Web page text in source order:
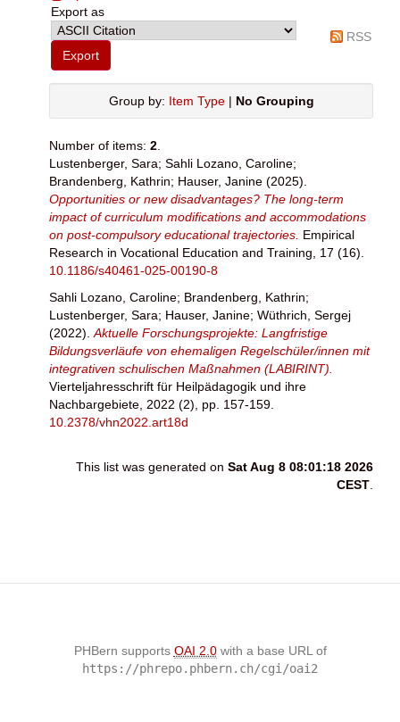
Export as
RSS
Group by: Item Type| No Grouping
Number of items: 2
Lustenberger, Sara; Sahli Lozano, Caroline;
Brandenberg, Kathrin; Hauser, Janine (2025).
Opportunities or new disadvantages? The long-term
impact of curriculum modifications and accommodations
on post-compulsory educational trajectories. Empirical
Research in Vocational Education and Training, 17 (16).
10.1186/s40461-025-00190-8
Sahli Lozano, Caroline; Brandenberg, Kathrin;
Lustenberger, Sara; Hauser, Janine; Wüthrich, Sergej
(2022). Aktuelle Forschungsprojekte: Langfristige
Bildungsverläufe von ehemaligen Regelschüler/innen mit
integrativen schulischen Maßnahmen (LABIRINT).
Vierteljahresschrift für Heilpädagogik und ihre
Nachbargebiete, 2022 (2), pp. 157-159.
10.2378/vhn2022.art18d
This list was generated on Sat Aug 8 08:01:18 2026
CEST
PHBern supports OAI 2.0with a base URL of
https://phrepo.phbern.ch/cgi/oai2